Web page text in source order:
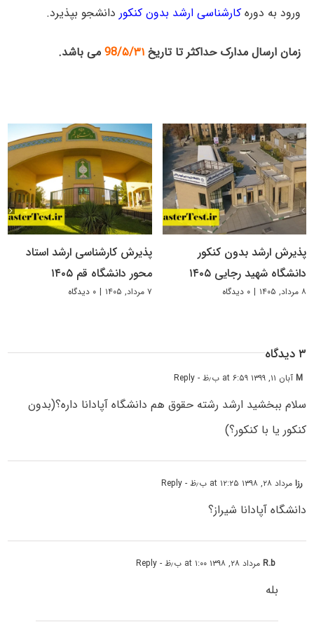
ورود به دورهکارشناسی ارشد بدون کنکور دانشجو بپذیرد.
زمان ارسال مدارک حداکثر تا تاریخ 98/۵/۳۱ می باشد.
پذیرش ارشد بدون کنکور
دانشگاه شهید رجایی ۱۴۰۵
۸ مرداد, ۱۴۰۵ | ۰ دیدگاه
پذیرش کارشناسی ارشد استاد
محور دانشگاه قم ۱۴۰۵
۷ مرداد, ۱۴۰۵ | ۰ دیدگاه
۳ دیدگاه
Mآبان ۱۱, ۱۳۹۹ at ۶:۵۹ ب٫ظ - Reply
سلام ببخشید ارشد رشته حقوق هم دانشگاه آپادانا داره؟(بدون
کنکور یا با کنکور؟)
رزامرداد ۲۸, ۱۳۹۸ at ۱۲:۲۵ ب٫ظ - Reply
دانشگاه آپادانا شیراز؟
R.bمرداد ۲۸, ۱۳۹۸ at ۱:۰۰ ب٫ظ - Reply
بله